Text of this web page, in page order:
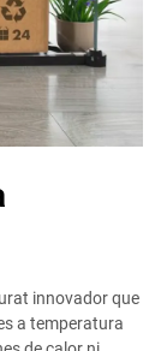
innovador que
a temperatura